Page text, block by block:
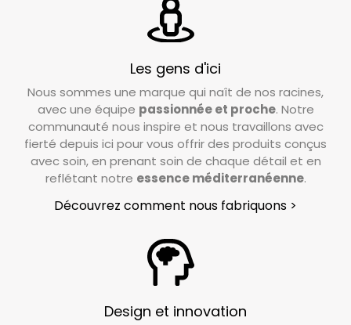
Les gens d'ici
Nous sommes une marque qui naît de nos racines,
avec une équipe passionnée et proche. Notre
communauté nous inspire et nous travaillons avec
fierté depuis ici pour vous offrir des produits conçus
avec soin, en prenant soin de chaque détail et en
reflétant notre essence méditerranéenne.
Découvrez comment nous fabriquons >
Design et innovation